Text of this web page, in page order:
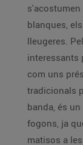
s'acostumen
blanques,
lleugeres.
interessants
com uns
tradicionals
banda, és
fogons, ja
matisos a